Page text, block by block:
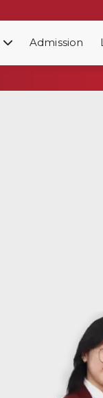
Admission